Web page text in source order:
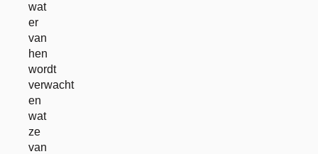
wat
er
van
hen
wordt
verwacht
en
wat
ze
van